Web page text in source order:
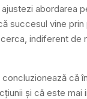
abordarea
succesul vine prin
indiferent de
că
și că este mai